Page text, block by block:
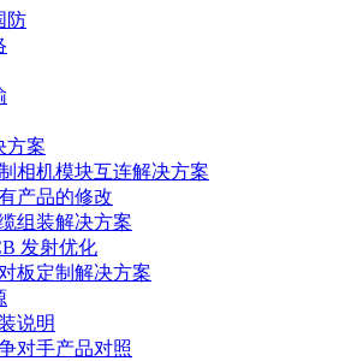
防
方案
相机模块互连解决方案
产品的修改
组装解决方案
发射优化
板定制解决方案
说明
对手产品对照